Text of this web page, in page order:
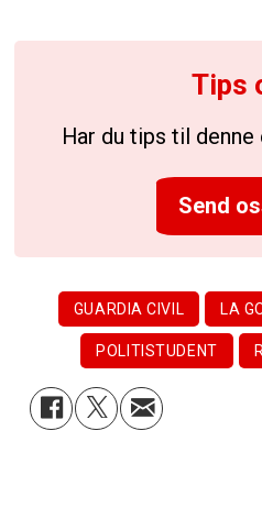
Tips
Har du tips til
Send
GUARDIA CIVIL LA
POLITISTUDENT